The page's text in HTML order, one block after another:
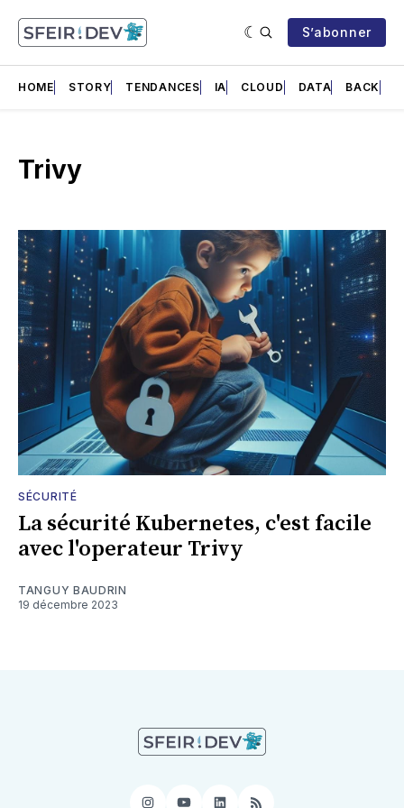
S’abonner
HOME STORY TENDANCES IA CLOUD DATA BACK
Trivy
SÉCURITÉ
La sécurité Kubernetes, c'est facile
avec l'operateur Trivy
TANGUY BAUDRIN
19 décembre 2023